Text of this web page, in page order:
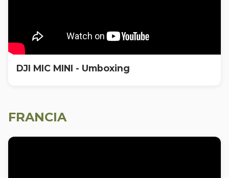
DJI MIC MINI - Umboxing
FRANCIA